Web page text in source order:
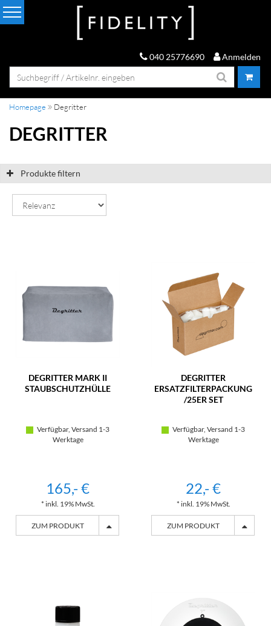
040 25776690 Anmelden
Homepage Degritter
DEGRITTER
DEGRITTER MARK II
STAUBSCHUTZHÜLLE
Verfügbar, Versand 1-3
Werktage
165,- €
* inkl. 19% MwSt.
ZUM PRODUKT
DEGRITTER
ERSATZFILTERPACKUNG
/25ER SET
Verfügbar, Versand 1-3
Werktage
22,- €
* inkl. 19% MwSt.
ZUM PRODUKT
Produkte filtern